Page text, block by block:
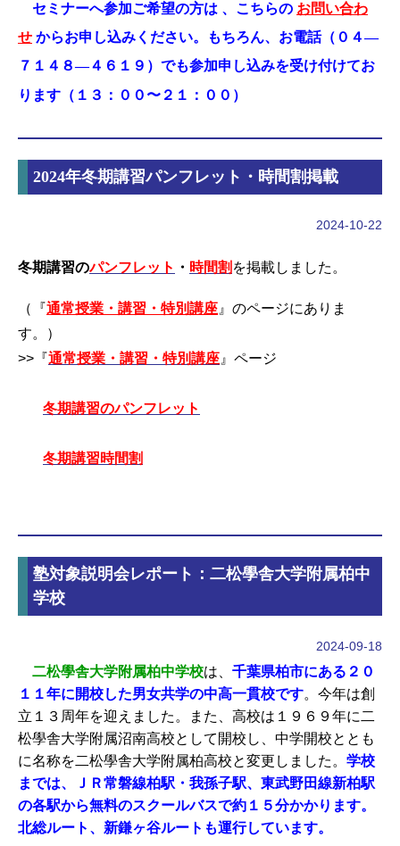
セミナーへ参加ご希望の方は 、こちらの お問い合わ
せ からお申し込みください。もちろん、お電話（０４―
７１４８―４６１９）でも参加申し込みを受け付けてお
ります（１３：００〜２１：００）
2024年冬期講習パンフレット・時間割掲載
2024-10-22
冬期講習のパンフレット ・ 時間割 を掲載しました。
（『通常授業・講習・特別講座 』のページにありま
す。）
>> 『通常授業・講習・特別講座 』ページ
冬期講習のパンフレット
冬期講習時間割
塾対象説明会レポート：二松學舎大学附属柏中
学校
2024-09-18
二松學舎大学附属柏中学校は、 千葉県柏市にある２０
１１年に開校した男女共学の中高一貫校です。今年は創
立１３周年を迎えました。また、高校は１９６９年に二
松學舎大学附属沼南高校として開校し、中学開校ととも
に名称を二松學舎大学附属柏高校と変更しました。 学校
までは、ＪＲ常磐線柏駅・我孫子駅、東武野田線新柏駅
の各駅から無料のスクールバスで約１５分かかります。
北総ルート、新鎌ヶ谷ルートも運行しています。